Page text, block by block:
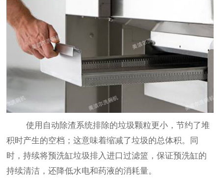
使用自动除渣系统排除的垃圾颗粒更小，节约了堆
积时产生的空档；这意味着缩减了垃圾的总体积。同
时，持续将预洗缸垃圾排入进口过滤篮，保证预洗缸的
持续清洁，还降低水电和药液的消耗量。